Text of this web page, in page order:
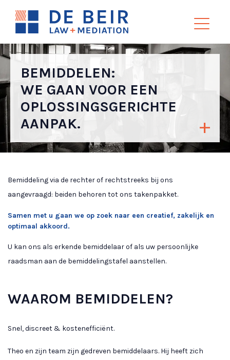
BEMIDDELEN:
WE GAAN VOOR EEN
OPLOSSINGSGERICHTE
AANPAK.
Bemiddeling via de rechter of rechtstreeks bij ons
aangevraagd: beiden behoren tot ons takenpakket.
Samen met u gaan we op zoek naar een creatief, zakelijk en
optimaal akkoord.
U kan ons als erkende bemiddelaar of als uw persoonlijke
raadsman aan de bemiddelingstafel aanstellen.
WAAROM BEMIDDELEN?
Snel, discreet & kostenefficiënt.
Theo en zijn team zijn gedreven bemiddelaars. Hij heeft zich